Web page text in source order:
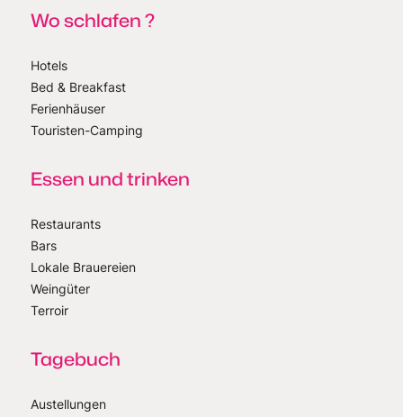
Wo schlafen ?
Hotels
Bed & Breakfast
Ferienhäuser
Touristen-Camping
Essen und trinken
Restaurants
Bars
Lokale Brauereien
Weingüter
Terroir
Tagebuch
Austellungen